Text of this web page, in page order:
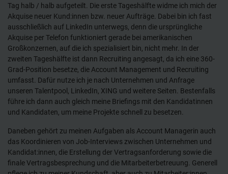
Tag halb / halb aufgeteilt. Die erste Tageshälfte widme ich mich der
Akquise neuer Kund:innen bzw. neuer Aufträge. Dabei bin ich fast
ausschließlich auf LinkedIn unterwegs, denn die ursprüngliche
Akquise per Telefon funktioniert gerade bei amerikanischen
Großkonzernen, auf die ich spezialisiert bin, nicht mehr. In der
zweiten Tageshälfte ist dann Recruiting angesagt, da ich eine 360-
Grad-Position besetze, die Account Management und Recruiting
umfasst. Dafür nutze ich je nach Unternehmen und Anfrage
unseren Talentpool, LinkedIn, XING und weitere Seiten. Bestenfalls
führe ich dann auch gleich meine Briefings mit den Kandidatinnen
und Kandidaten, um meine Projekte schnell zu besetzen.
Daneben gehört zu meinen Aufgaben als Account Managerin auch
das Koordinieren von Job-Interviews zwischen Unternehmen und
Kandidat:innen, die Erstellung der Vertragsanforderung sowie die
finale Vertragsbesprechung und die Mitarbeiterbetreuung. Generell